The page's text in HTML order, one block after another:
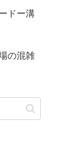
ドー溝
の混雑